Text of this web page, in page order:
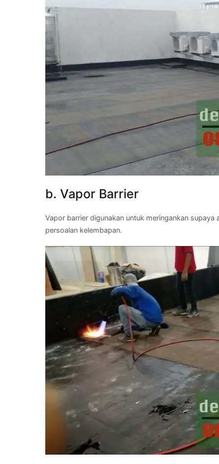
b. Vapor Barrier
Vapor barrier digunakan untuk meringankan
persoalan kelembapan.